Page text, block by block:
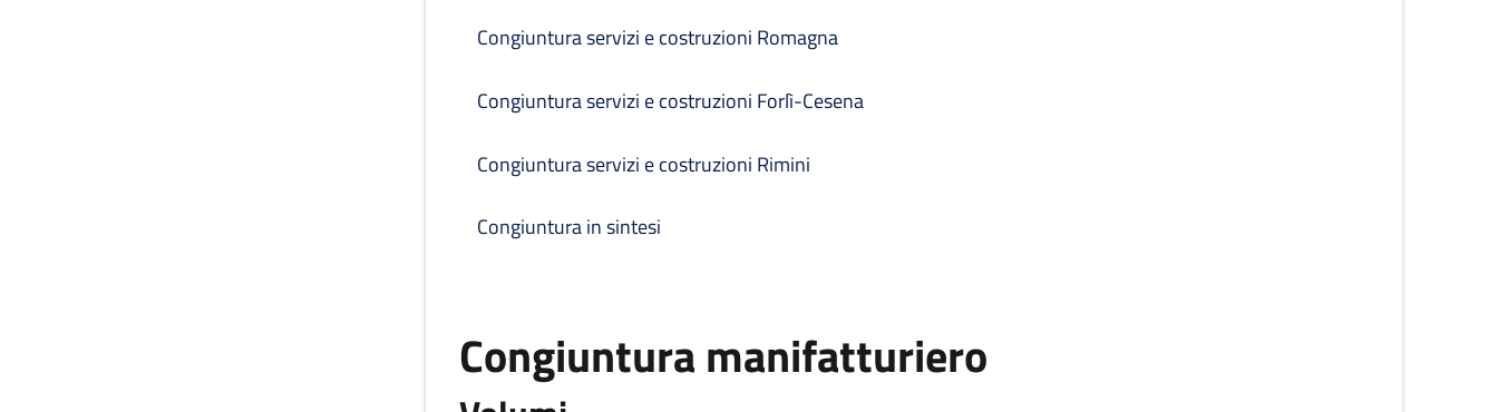
Congiuntura servizi e costruzioni Romagna
Congiuntura servizi e costruzioni Forlì-Cesena
Congiuntura servizi e costruzioni Rimini
Congiuntura in sintesi
Congiuntura manifatturiero